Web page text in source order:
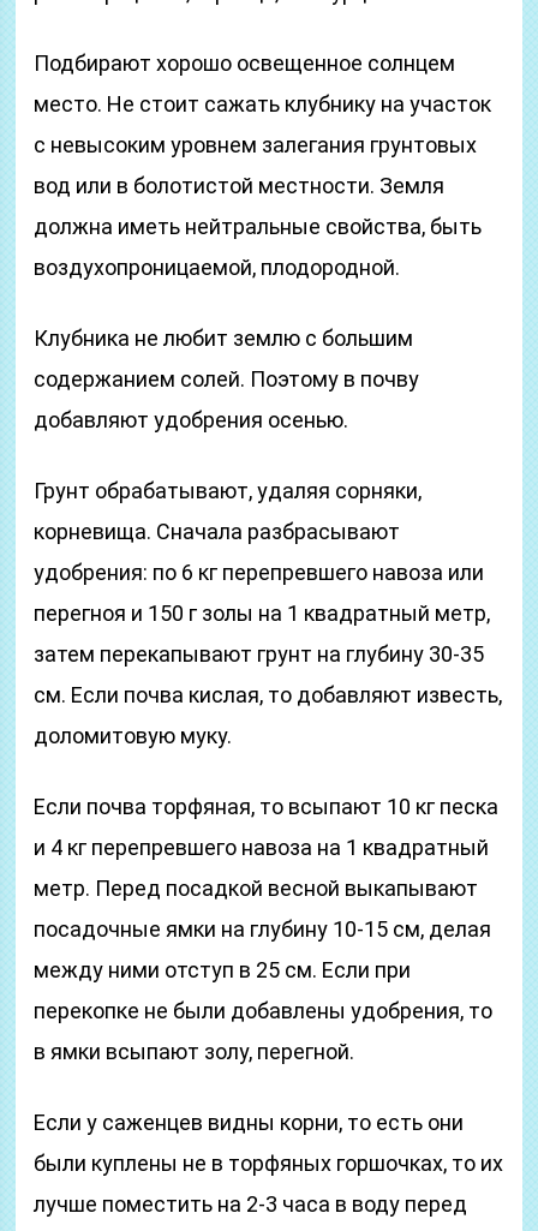
Подбирают хорошо освещенное солнцем
место. Не стоит сажать клубнику на участок
с невысоким уровнем залегания грунтовых
вод или в болотистой местности. Земля
должна иметь нейтральные свойства, быть
воздухопроницаемой, плодородной.
Клубника не любит землю с большим
содержанием солей. Поэтому в почву
добавляют удобрения осенью.
Грунт обрабатывают, удаляя сорняки,
корневища. Сначала разбрасывают
удобрения: по 6 кг перепревшего навоза или
перегноя и 150 г золы на 1 квадратный метр,
затем перекапывают грунт на глубину 30-35
см. Если почва кислая, то добавляют известь,
доломитовую муку.
Если почва торфяная, то всыпают 10 кг песка
и 4 кг перепревшего навоза на 1 квадратный
метр. Перед посадкой весной выкапывают
посадочные ямки на глубину 10-15 см, делая
между ними отступ в 25 см. Если при
перекопке не были добавлены удобрения, то
в ямки всыпают золу, перегной.
Если у саженцев видны корни, то есть они
были куплены не в торфяных горшочках, то их
лучше поместить на 2-3 часа в воду перед